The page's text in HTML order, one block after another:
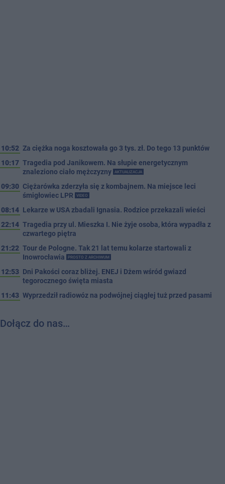
10:52 Za ciężka noga kosztowała go 3 tys. zł. Do tego 13 punktów
10:17 Tragedia pod Janikowem. Na słupie energetycznym
znaleziono ciało mężczyzny
AKTUALIZACJA
09:30 Ciężarówka zderzyła się z kombajnem. Na miejsce leci
śmigłowiec LPR
VIDEO
08:14 Lekarze w USA zbadali Ignasia. Rodzice przekazali wieści
22:14 Tragedia przy ul. Mieszka I. Nie żyje osoba, która wypadła z
czwartego piętra
21:22 Tour de Pologne. Tak 21 lat temu kolarze startowali z
Inowrocławia
PROSTO Z ARCHIWUM
12:53 Dni Pakości coraz bliżej. ENEJ i Dżem wśród gwiazd
tegorocznego święta miasta
11:43 Wyprzedził radiowóz na podwójnej ciągłej tuż przed pasami
Dołącz do nas…